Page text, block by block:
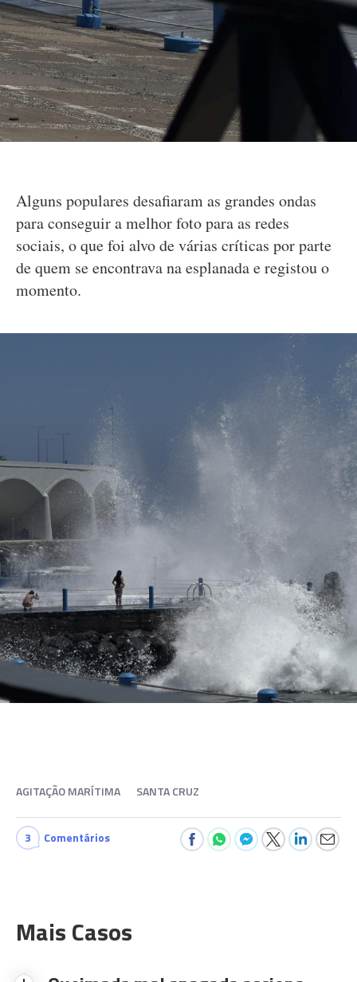
Alguns populares desafiaram as grandes ondas
para conseguir a melhor foto para as redes
sociais, o que foi alvo de várias críticas por parte
de quem se encontrava na esplanada e registou o
momento.
AGITAÇÃO MARÍTIMA SANTA CRUZ
3 Comentários
Mais Casos